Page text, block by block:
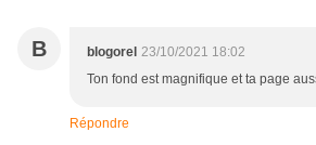
B blogorel 23/10/2021 18:02
Ton fond est magnifique et ta page
Répondre